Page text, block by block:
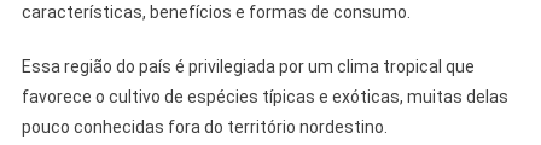
características, benefícios e formas de consumo.
Essa região do país é privilegiada por um clima tropical que
favorece o cultivo de espécies típicas e exóticas, muitas delas
pouco conhecidas fora do território nordestino.